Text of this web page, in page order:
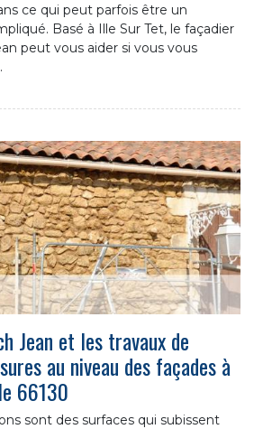
ce qui peut parfois être un
Basé à Ille Sur Tet, le façadier
peut vous aider si vous vous
Jean et les travaux de
au niveau des façades à
66130
sont des surfaces qui subissent